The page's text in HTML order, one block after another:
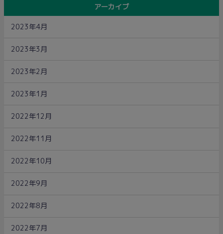
アーカイブ
2023年4月
2023年3月
2023年2月
2023年1月
2022年12月
2022年11月
2022年10月
2022年9月
2022年8月
2022年7月